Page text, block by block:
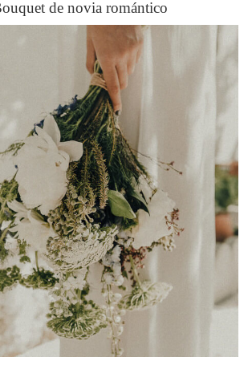
Ramos de novia silvestres